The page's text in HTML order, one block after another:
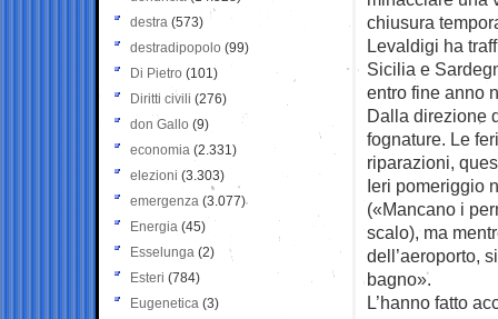
chiusura
Levaldigi ha
Sicilia e
entro fine anno
Dalla direzione
fognature. Le
riparazioni,
Ieri pomeriggio
(«Mancano i
scalo), ma
dell’aeroporto,
bagno».
L’hanno fatto
destra (573)
destradipopolo (99)
Di Pietro (101)
Diritti civili (276)
don Gallo (9)
economia (2.331)
elezioni (3.303)
emergenza (3.077)
Energia (45)
Esselunga (2)
Esteri (784)
Eugenetica (3)